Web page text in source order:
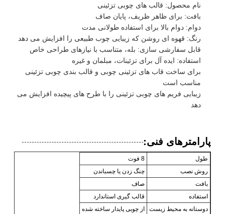
نام محصول: قالب های چوبی تزئینی
بافت: برای ظاهر ظریف، پایان صاف
دوام: دوام بالا برای استفاده طولانی مدت
رنگ: قهوه ای روشن که زیبایی چوب طبیعی را افزایش می دهد
قابل سفارشی سازی: بله، متناسب با نیازهای طراحی خاص
استفاده: ایده آل برای تزئینات، مبلمان و غیره
برای ساخت قاب های تزئینی چوبی و قالب بندی چوبی تزئینی
مناسب است
زیبایی فریم های چوبی تزئینی را با طرح های پیچیده افزایش می
دهد
پارامترهای فنی:
طول
8 فوت
روش نصب
چنگ زدن یا چسباندن
بافت
صاف
استفاده
قالب گیری استاندارد
دوستانه به محیط زیست
از چوبی پایدار ساخته شده